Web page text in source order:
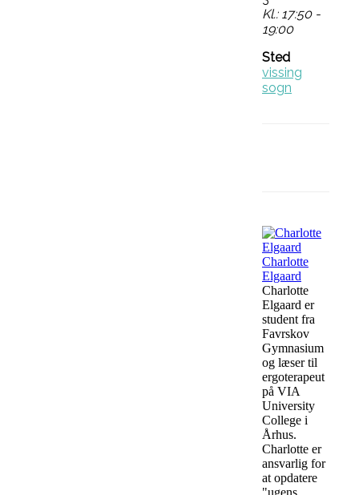
Kl.: 17:50 -
19:00
Sted
vissing
sogn
Charlotte
Elgaard
Charlotte
Elgaard er
student fra
Favrskov
Gymnasium
og læser til
ergoterapeut
på VIA
University
College i
Århus.
Charlotte er
ansvarlig for
at opdatere
"ugens